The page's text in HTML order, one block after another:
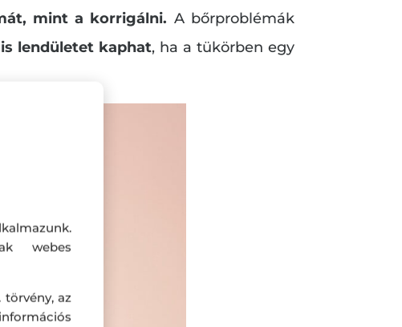
mint a korrigálni. A bőrproblémák
lendületet kaphat, ha a tükörben egy
webes
törvény, az